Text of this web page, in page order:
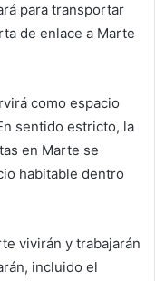
para transportar
de enlace a Marte
como espacio
sentido estricto, la
en Marte se
habitable dentro
vivirán y trabajarán
incluido el